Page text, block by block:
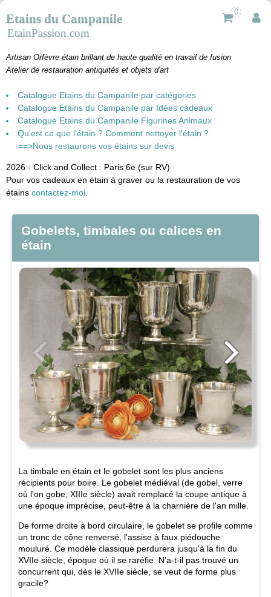
Etains du Campanile
EtainPassion.com
Artisan Orfèvre étain brillant de haute qualité en travail de fusion
Atelier de restauration antiquités et objets d'art
0
Catalogue Etains du Campanile par catégories
Catalogue Etains du Campanile par Idées cadeaux
Catalogue Etains du Campanile Figurines Animaux
Qu'est ce que l'étain ? Comment nettoyer l'étain ?
==>Nous restaurons vos étains sur devis
2026 - Click and Collect : Paris 6e (sur RV)
Pour vos cadeaux en étain à graver ou la restauration de vos
étains contactez-moi
Gobelets, timbales ou calices en
étain
La timbale en étain et le gobelet sont les plus anciens
récipients pour boire. Le gobelet médiéval (de gobel, verre
où l'on gobe, XIIIe siècle) avait remplacé la coupe antique à
une époque imprécise, peut-être à la charnière de l'an mille.
De forme droite à bord circulaire, le gobelet se profile comme
un tronc de cône renversé, l'assise à faux piédouche
mouluré. Ce modèle classique perdurera jusqu'à la fin du
XVIIe siècle, époque où il se raréfie. N'a-t-il pas trouvé un
concurrent qui, dès le XVIIe siècle, se veut de forme plus
gracile?